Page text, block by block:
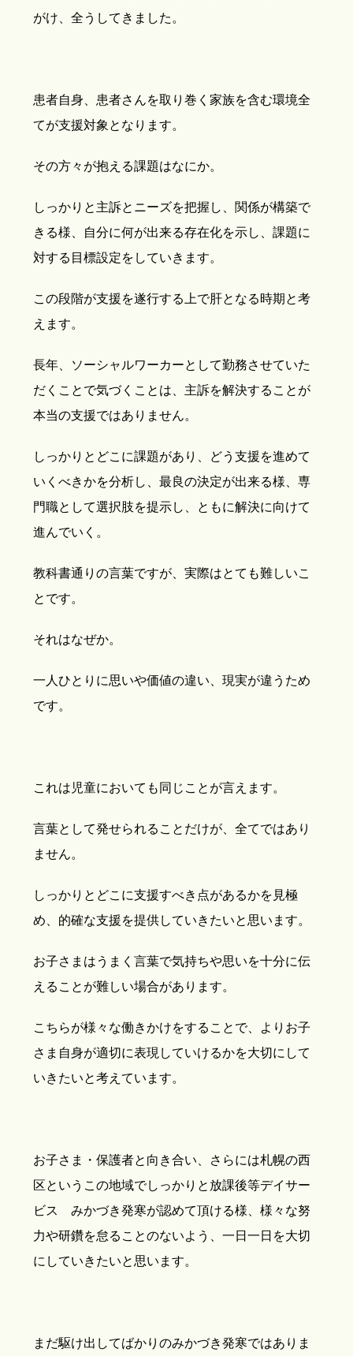
がけ、全うしてきました。
患者自身、患者さんを取り巻く家族を含む環境全
てが支援対象となります。
その方々が抱える課題はなにか。
しっかりと主訴とニーズを把握し、関係が構築で
きる様、自分に何が出来る存在化を示し、課題に
対する目標設定をしていきます。
この段階が支援を遂行する上で肝となる時期と考
えます。
長年、ソーシャルワーカーとして勤務させていた
だくことで気づくことは、主訴を解決することが
本当の支援ではありません。
しっかりとどこに課題があり、どう支援を進めて
いくべきかを分析し、最良の決定が出来る様、専
門職として選択肢を提示し、ともに解決に向けて
進んでいく。
教科書通りの言葉ですが、実際はとても難しいこ
とです。
それはなぜか。
一人ひとりに思いや価値の違い、現実が違うため
です。
これは児童においても同じことが言えます。
言葉として発せられることだけが、全てではあり
ません。
しっかりとどこに支援すべき点があるかを見極
め、的確な支援を提供していきたいと思います。
お子さまはうまく言葉で気持ちや思いを十分に伝
えることが難しい場合があります。
こちらが様々な働きかけをすることで、よりお子
さま自身が適切に表現していけるかを大切にして
いきたいと考えています。
お子さま・保護者と向き合い、さらには札幌の西
区というこの地域でしっかりと放課後等デイサー
ビス みかづき発寒が認めて頂ける様、様々な努
力や研鑽を怠ることのないよう、一日一日を大切
にしていきたいと思います。
まだ駆け出してばかりのみかづき発寒ではありま